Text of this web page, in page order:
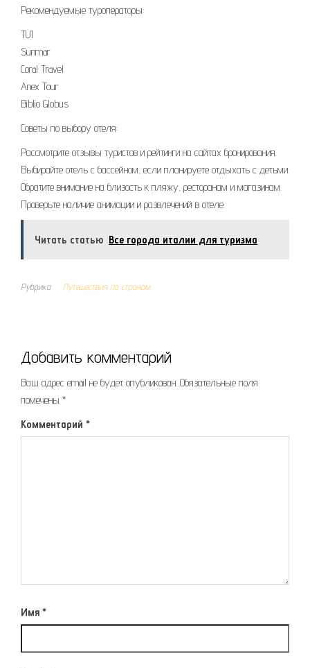
Рекомендуемые туроператоры:
TUI
Sunmar
Coral Travel
Anex Tour
Biblio Globus
Советы по выбору отеля:
Рассмотрите отзывы туристов и рейтинги на сайтах бронирования.
Выбирайте отель с бассейном, если планируете отдыхать с детьми.
Обратите внимание на близость к пляжу, ресторанам и магазинам.
Проверьте наличие анимации и развлечений в отеле.
Читать статью Все города италии для туризма
Рубрика Путешествия по странам
Добавить комментарий
Ваш адрес email не будет опубликован. Обязательные поля
помечены *
Комментарий *
Имя *